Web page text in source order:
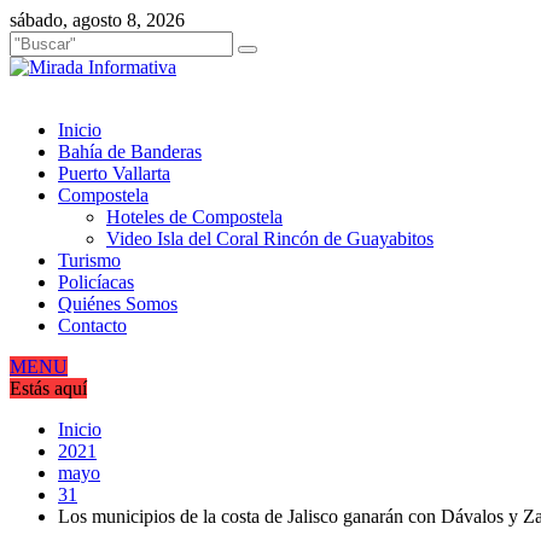
Saltar
al
contenido
sábado, agosto 8, 2026
Inicio
Bahía de Banderas
Puerto Vallarta
Compostela
Hoteles de Compostela
Video Isla del Coral Rincón de Guayabitos
Turismo
Policíacas
Quiénes Somos
Contacto
MENU
Estás aquí
Inicio
2021
mayo
31
Los municipios de la costa de Jalisco ganarán con Dávalos y